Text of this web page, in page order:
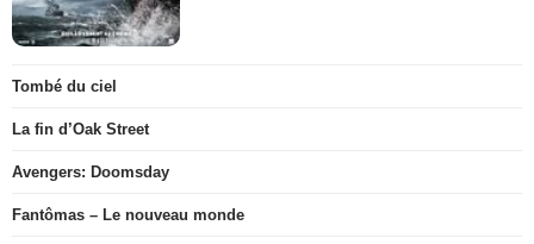
Tombé du ciel
La fin d’Oak Street
Avengers: Doomsday
Fantômas – Le nouveau monde